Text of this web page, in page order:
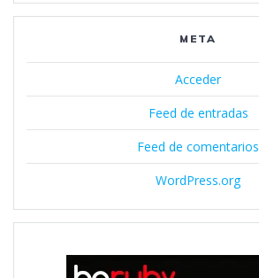
META
Acceder
Feed de entradas
Feed de comentarios
WordPress.org